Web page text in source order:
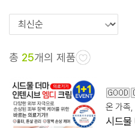
총 25개의 제품